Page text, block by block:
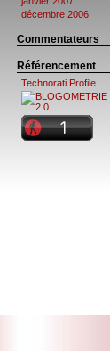
décembre 2006
Commentateurs
Référencement
Technorati Profile